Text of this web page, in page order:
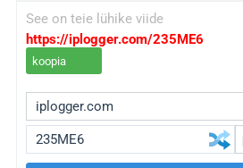
See on teie lühike viide
https://iplogger.com/235ME6
koopia